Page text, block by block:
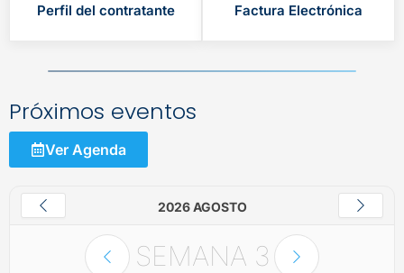
Perfil del contratante Factura Electrónica
Próximos eventos
Ver Agenda
2026 AGOSTO
SEMANA 3